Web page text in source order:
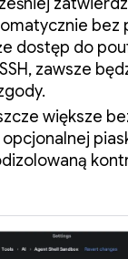
bez
dostęp do
zawsze
większe